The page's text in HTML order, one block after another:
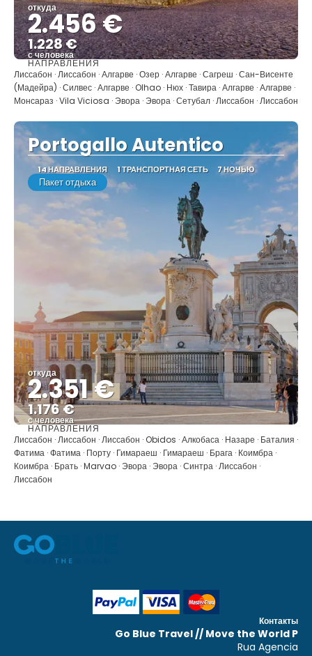
откуда
2.456 €
1.228 €
с человека
Видеть
НАПРАВЛЕНИЯ
Лиссабон · Лиссабон · Алгарве · Озер · Алгарве · Сагреш · Сан-Висенте
(Мадейра) · Силвес · Алгарве · Olhao · Нюх · Тавира · Алгарве · Алгарве ·
Монсараз · Vila Viciosa · Эвора · Эвора · Сетубал · Лиссабон · Лиссабон
Portogallo Autentico
14 НАПРАВЛЕНИЯ 1 ТРАНСПОРТНАЯ СЕТЬ 7 НОЧЬЮ
Пакет отдыха
откуда
2.351 €
1.176 €
с человека
Видеть
НАПРАВЛЕНИЯ
Лиссабон · Лиссабон · Лиссабон · Obidos · Алкобаса · Назаре · Баталия ·
Фатима · Фатима · Порту · Гимараеш · Гимараеш · Брага · Коимбра ·
Коимбра · Брать · Marvao · Эвора · Эвора · Синтра · Лиссабон ·
Лиссабон
Контакты
Go Blue Travel // Move the World P
Rua Agencia